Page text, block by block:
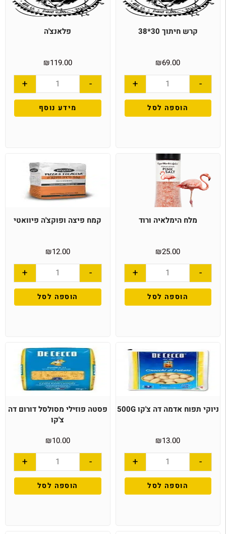
קרש חיתוך 30*38
₪69.00
-
+
הוספה לסל
פלאנצ'ה
₪119.00
-
+
מידע נוסף
מלח הימלאיה ורוד
₪25.00
-
+
הוספה לסל
קמח פיצה ופוקצ'ה פיוואטי
₪12.00
-
+
הוספה לסל
ניוקי תפוח אדמה דה צ'קו 500G
₪13.00
-
+
הוספה לסל
פסטה פוזילי מסולסל דורום דה
צ'קו
₪10.00
-
+
הוספה לסל